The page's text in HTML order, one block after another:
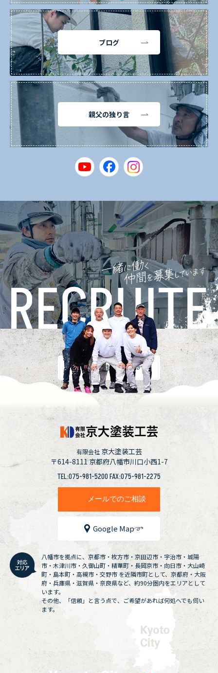
ブログ
親父の独り言
採用情報
有限会社 京大塗装工芸
〒614-8111京都府八幡市川口小西1-7
TEL:075-981-5200 FAX:075-981-2275
メールでのご相談
Google Map
八幡市を拠点に、京都市・枚方市・京田辺市・宇治市・城陽
市・木津川市・久御山町・精華町・長岡京市・向日市・大山崎
町・島本町・高槻市・交野市 を近隣市町として、京都府・大阪
府・兵庫県・滋賀県・奈良県など、約90分圏内をエリアとして
います。
その他、「信頼」と言う点で、ご希望があれば何処へでも伺い
ます。